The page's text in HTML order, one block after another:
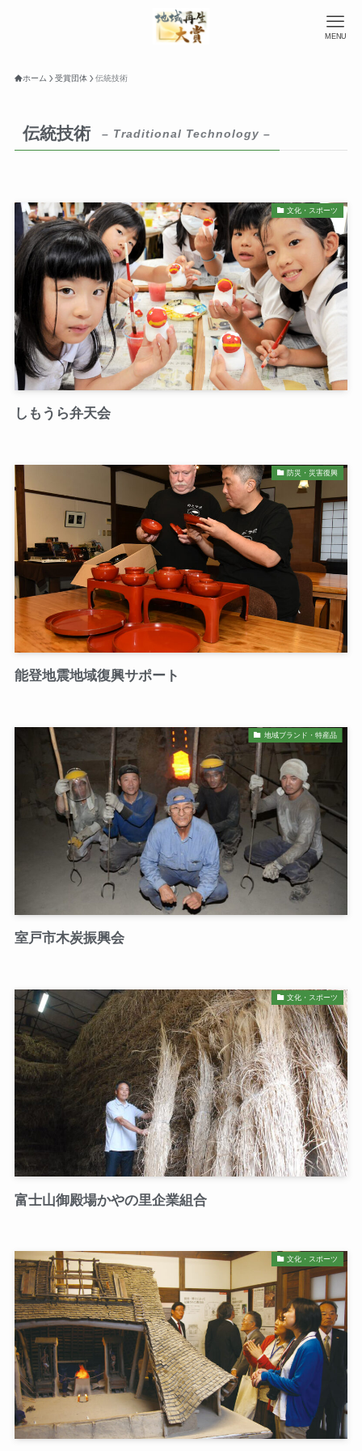
MENU
ホーム 受賞団体 伝統技術
伝統技術 – Traditional Technology –
文化・スポーツ
しもうら弁天会
防災・災害復興
能登地震地域復興サポート
地域ブランド・特産品
室戸市木炭振興会
文化・スポーツ
富士山御殿場かやの里企業組合
文化・スポーツ